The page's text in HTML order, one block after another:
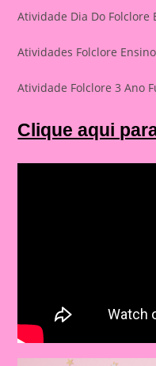
Atividade Dia Do Folclore
Atividades Folclore
Atividade Folclore 3 Ano
Clique aqui